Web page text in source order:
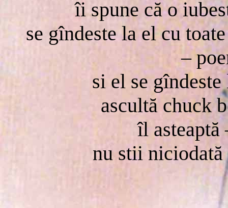
îi spune că o
se gîndeste la el cu
–
si el se
ascultă chuck
îl asteaptă
nu stii niciodată